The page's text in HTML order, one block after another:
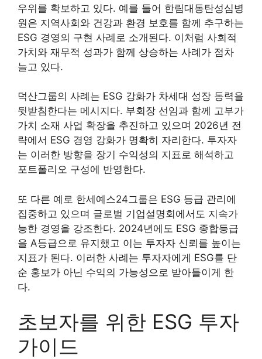
우위를 확보하고 있다. 예를 들어 한림대동탄성심병
원은 지역사회와 건강과 환경 보호를 함께 추구하는
ESG 경영의 구현 사례로 소개된다. 이처럼 사회적
가치와 재무적 성과가 함께 상승하는 사례가 점차
늘고 있다.
덕산그룹의 사례는 ESG 강화가 차세대 성장 동력을
뒷받침한다는 메시지다. 부회장 선임과 함께 고부가
가치 소재 사업 확장을 추진하고 있으며 2026년 전
략에서 ESG 경영 강화가 명확히 자리한다. 투자자
는 이러한 방향을 장기 수익성의 지표로 해석하고
포트폴리오 구성에 반영한다.
또 다른 예로 한세예스24그룹은 ESG 등급 관리에
집중하고 있으며 글로벌 기업설명회에서도 지속가
능한 경영을 강조한다. 2024년에도 ESG 종합등급
을 A등급으로 유지했고 이는 투자자 신뢰를 높이는
지표가 된다. 이러한 사례는 투자자에게 ESG를 단
순 홍보가 아닌 수익의 가능성으로 받아들이게 한
다.
초보자를 위한 ESG 투자
가이드